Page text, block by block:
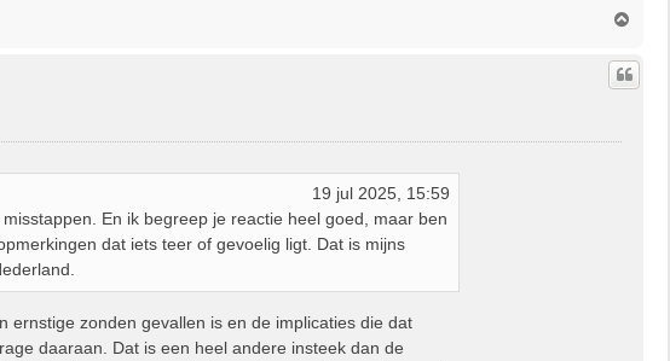
h
o
19 jul 2025, 15:59
En ik begreep je reactie heel goed, maar ben
dat iets teer of gevoelig ligt. Dat is mijns
ernstige zonden gevallen is en de implicaties die dat
daaraan. Dat is een heel andere insteek dan de